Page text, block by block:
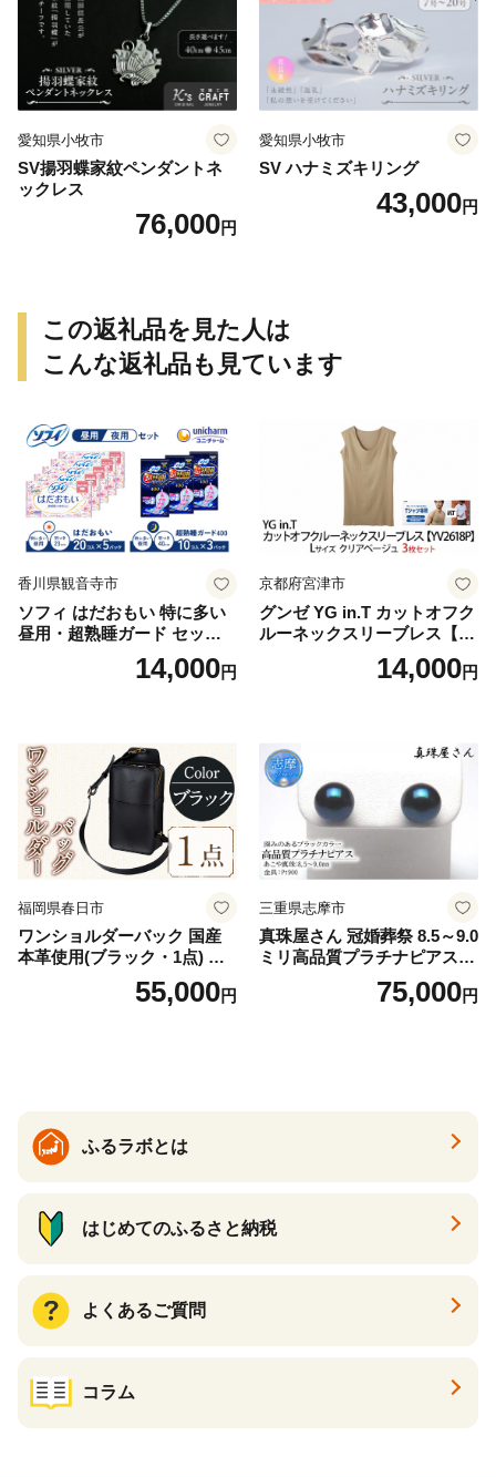
愛知県小牧市
SV揚羽蝶家紋ペンダントネ
ックレス
76,000円
愛知県小牧市
SV ハナミズキリング
43,000円
この返礼品を見た人は
こんな返礼品も見ています
香川県観音寺市
ソフィ はだおもい 特に多い
昼用・超熟睡ガード セット
羽付き ナプキン 生理用品 サ
ニタリー ユニ・チャーム
14,000円
京都府宮津市
グンゼ YG in.T カットオフク
ルーネックスリーブレス【Y
V2618P】Lサイズ クリアベ
ージュ3枚セット [№5716-04
14,000円
福岡県春日市
ワンショルダーバック 国産
本革使用(ブラック・1点) 鞄
バック バッグ カバン レザー
国産 日本製 牛革 黒 革 革製
55,000円
三重県志摩市
真珠屋さん 冠婚葬祭 8.5～9.0
ミリ高品質プラチナピアス P
t900 志摩産アコヤ真珠 ブラ
ックパール 黒真珠75,000円
ふるラボとは
はじめてのふるさと納税
よくあるご質問
コラム